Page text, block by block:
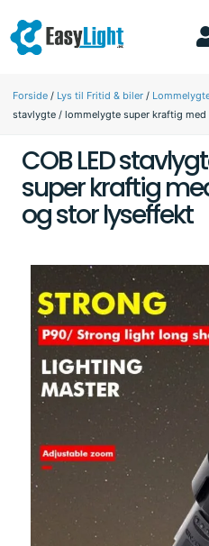
Forside / Lys til Fritid & biler /
stavlygte / lommelygte super kraftig
COB LED
super kraftig
og stor lyseffekt